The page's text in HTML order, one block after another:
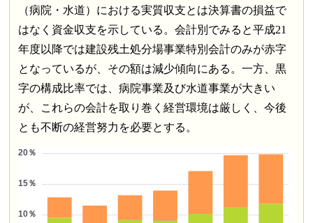
（病院・水道）における実質収支とは決算書の損益で
はなく資金収支を示している。会計別でみると平成21
年度以降では建設残土処分場事業特別会計のみが赤字
となっているが、その額は減少傾向にある。一方、黒
字の構成比率では、病院事業及び水道事業が大きい
が、これらの会計を取り巻く経営環境は厳しく、今後
とも不断の経営努力を必要とする。